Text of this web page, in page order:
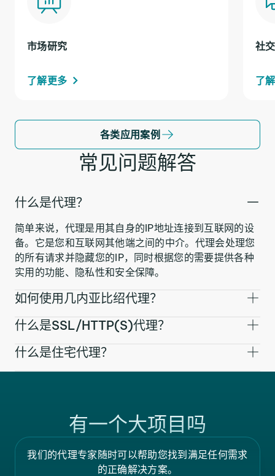
市场研究
了解更多
社
了
各类应用案例
常见问题解答
什么是代理？
简单来说，代理是用其自身的IP地址连接到互联网的设
备。它是您和互联网其他端之间的中介。代理会处理您
的所有请求并隐藏您的IP，同时根据您的需要提供各种
实用的功能、隐私性和安全保障。
如何使用几内亚比绍代理？
什么是SSL/HTTP(S)代理？
什么是住宅代理？
有一个大项目吗
我们的代理专家随时可以帮助您找到满足任何需求
的正确解决方案。